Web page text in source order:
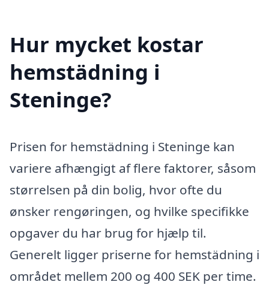
Hur mycket kostar
hemstädning i
Steninge?
Prisen for hemstädning i Steninge kan
variere afhængigt af flere faktorer, såsom
størrelsen på din bolig, hvor ofte du
ønsker rengøringen, og hvilke specifikke
opgaver du har brug for hjælp til.
Generelt ligger priserne for hemstädning i
området mellem 200 og 400 SEK per time.